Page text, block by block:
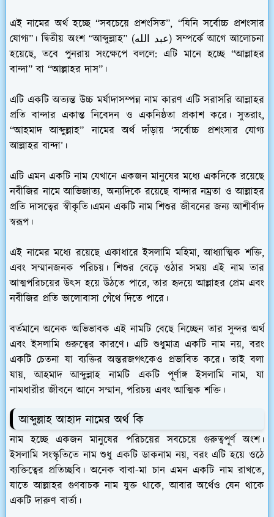
এই নামের অর্থ হচ্ছে “সবচেয়ে প্রশংসিত”, “যিনি সর্বোচ্চ প্রশংসার
যোগ্য”। দ্বিতীয় অংশ “আব্দুল্লাহ” (عبد الله) সম্পর্কে আগে আলোচনা
হয়েছে, তবে পুনরায় সংক্ষেপে বললে: এটি মানে হচ্ছে “আল্লাহর
বান্দা” বা “আল্লাহর দাস”।
এটি একটি অত্যন্ত উচ্চ মর্যাদাসম্পন্ন নাম কারণ এটি সরাসরি আল্লাহর
প্রতি বান্দার একান্ত নিবেদন ও একনিষ্ঠতা প্রকাশ করে। সুতরাং,
“আহমাদ আব্দুল্লাহ” নামের অর্থ দাঁড়ায় ‘সর্বোচ্চ প্রশংসার যোগ্য
আল্লাহর বান্দা’।
এটি এমন একটি নাম যেখানে একজন মানুষের মধ্যে একদিকে রয়েছে
নবীজির নামে আভিজাত্য, অন্যদিকে রয়েছে বান্দার নম্রতা ও আল্লাহর
প্রতি দাসত্বের স্বীকৃতি।এমন একটি নাম শিশুর জীবনের জন্য আশীর্বাদ
স্বরূপ।
এই নামের মধ্যে রয়েছে একাধারে ইসলামি মহিমা, আধ্যাত্মিক শক্তি,
এবং সম্মানজনক পরিচয়। শিশুর বেড়ে ওঠার সময় এই নাম তার
আত্মপরিচয়ের উৎস হয়ে উঠতে পারে, তার হৃদয়ে আল্লাহর প্রেম এবং
নবীজির প্রতি ভালোবাসা গেঁথে দিতে পারে।
বর্তমানে অনেক অভিভাবক এই নামটি বেছে নিচ্ছেন তার সুন্দর অর্থ
এবং ইসলামি গুরুত্বের কারণে। এটি শুধুমাত্র একটি নাম নয়, বরং
একটি চেতনা যা ব্যক্তির অন্তরজগৎকেও প্রভাবিত করে। তাই বলা
যায়, আহমাদ আব্দুল্লাহ নামটি একটি পূর্ণাঙ্গ ইসলামি নাম, যা
নামধারীর জীবনে আনে সম্মান, পরিচয় এবং আত্মিক শক্তি।
আব্দুল্লাহ আহাদ নামের অর্থ কি
নাম হচ্ছে একজন মানুষের পরিচয়ের সবচেয়ে গুরুত্বপূর্ণ অংশ।
ইসলামি সংস্কৃতিতে নাম শুধু একটি ডাকনাম নয়, বরং এটি হয়ে ওঠে
ব্যক্তিত্বের প্রতিচ্ছবি। অনেক বাবা-মা চান এমন একটি নাম রাখতে,
যাতে আল্লাহর গুণবাচক নাম যুক্ত থাকে, আবার অর্থেও যেন থাকে
একটি দারুণ বার্তা।